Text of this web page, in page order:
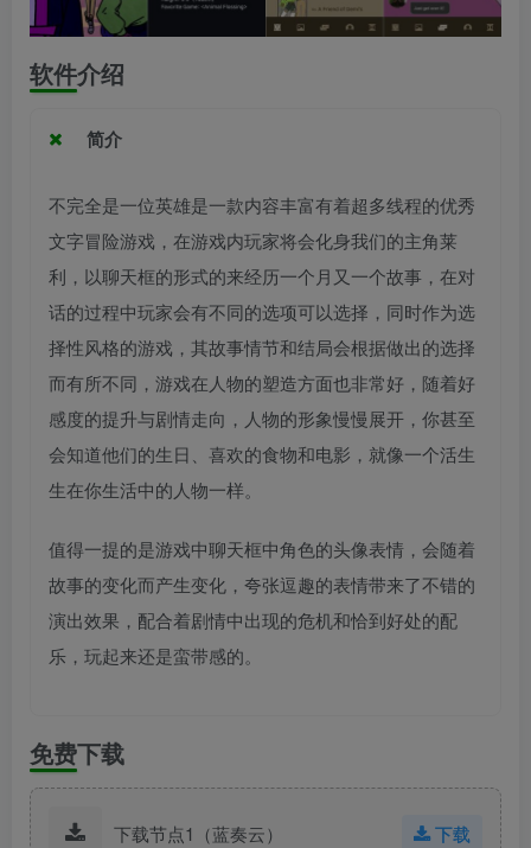
软件介绍
简介
不完全是一位英雄是一款内容丰富有着超多线程的优秀
文字冒险游戏，在游戏内玩家将会化身我们的主角莱
利，以聊天框的形式的来经历一个月又一个故事，在对
话的过程中玩家会有不同的选项可以选择，同时作为选
择性风格的游戏，其故事情节和结局会根据做出的选择
而有所不同，游戏在人物的塑造方面也非常好，随着好
感度的提升与剧情走向，人物的形象慢慢展开，你甚至
会知道他们的生日、喜欢的食物和电影，就像一个活生
生在你生活中的人物一样。
值得一提的是游戏中聊天框中角色的头像表情，会随着
故事的变化而产生变化，夸张逗趣的表情带来了不错的
演出效果，配合着剧情中出现的危机和恰到好处的配
乐，玩起来还是蛮带感的。
免费下载
下载节点1（蓝奏云） 下载